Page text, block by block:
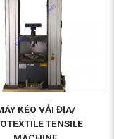
KÉO VẢI ĐỊA/
TENSILE